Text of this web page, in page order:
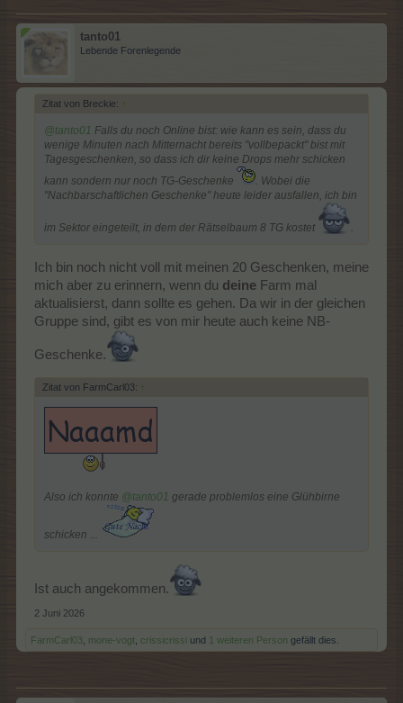
tanto01
Lebende Forenlegende
Zitat von Breckie: ↑
@tanto01 Falls du noch Online bist: wie kann es sein, dass du
wenige Minuten nach Mitternacht bereits "vollbepackt" bist mit
Tagesgeschenken, so dass ich dir keine Drops mehr schicken
kann sondern nur noch TG-Geschenke
. Wobei die
"Nachbarschaftlichen Geschenke" heute leider ausfallen, ich bin
im Sektor eingeteilt, in dem der Rätselbaum 8 TG kostet .
Ich bin noch nicht voll mit meinen 20 Geschenken, meine
mich aber zu erinnern, wenn du deine Farm mal
aktualisierst, dann sollte es gehen. Da wir in der gleichen
Gruppe sind, gibt es von mir heute auch keine NB-
Geschenke.
Zitat von FarmCarl03: ↑
Also ich konnte @tanto01 gerade problemlos eine Glühbirne
schicken ...
Ist auch angekommen.
2 Juni 2026
FarmCarl03 mone-vogt crissicrissi und 1 weiteren Person gefällt dies.